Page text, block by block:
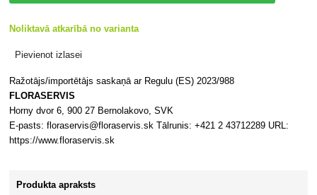
Noliktavā atkarībā no varianta
Pievienot izlasei
Ražotājs/importētājs saskaņā ar Regulu (ES) 2023/988
FLORASERVIS
Horny dvor 6, 900 27 Bernolakovo, SVK
E-pasts: floraservis@floraservis.sk Tālrunis: +421 2 43712289 URL:
https://www.floraservis.sk
Produkta apraksts